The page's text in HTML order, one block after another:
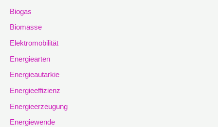
Biogas
Biomasse
Elektromobilität
Energiearten
Energieautarkie
Energieeffizienz
Energieerzeugung
Energiewende